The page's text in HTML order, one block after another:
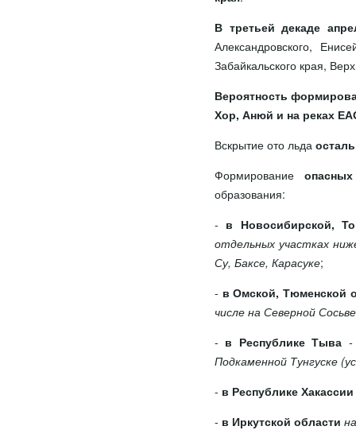
В третьей декаде
Александровского,
Забайкальского края,
Вероятность
Хор, Анюй и на реках
Вскрытие ото льда
Формирование
образования:
- в Новосибирской,
отдельных участках
Су, Баксе, Карасуке;
- в Омской, Тюменской
числе на Северной Сосьве
- в Республике Тыва -
Подкаменной Тунгуске
- в Республике Хакассии
- в Иркутской области